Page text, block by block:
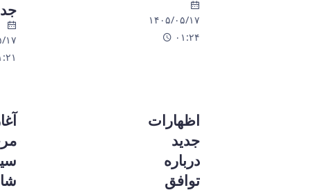
۱۴۰۵/۰۵/۱۷
۱۴۰۵/۰۵/۱۷
اظهارات
سیزدهم